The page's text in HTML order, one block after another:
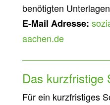
benötigten
E-Mail Adresse:
aachen.de
Das kurzfristige
Für ein kurzfristiges